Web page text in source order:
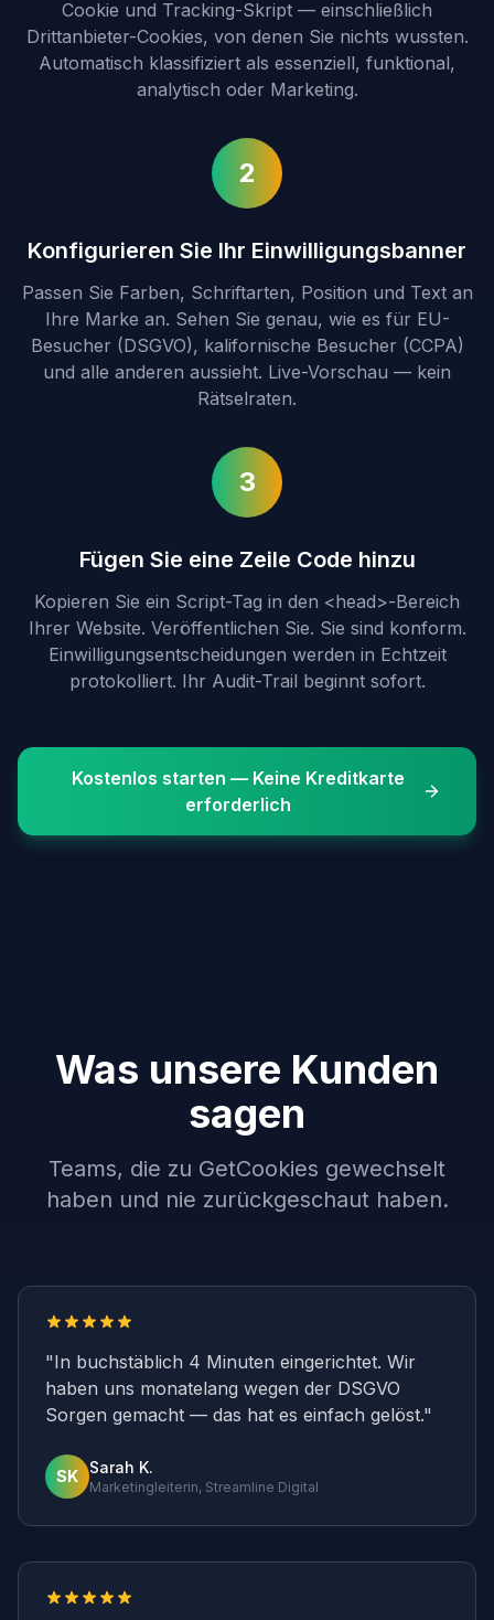
Cookie und Tracking-Skript — einschließlich
Drittanbieter-Cookies, von denen Sie nichts wussten.
Automatisch klassifiziert als essenziell, funktional,
analytisch oder Marketing.
2
Konfigurieren Sie Ihr Einwilligungsbanner
Passen Sie Farben, Schriftarten, Position und Text an
Ihre Marke an. Sehen Sie genau, wie es für EU-
Besucher (DSGVO), kalifornische Besucher (CCPA)
und alle anderen aussieht. Live-Vorschau — kein
Rätselraten.
3
Fügen Sie eine Zeile Code hinzu
Kopieren Sie ein Script-Tag in den <head>-Bereich
Ihrer Website. Veröffentlichen Sie. Sie sind konform.
Einwilligungsentscheidungen werden in Echtzeit
protokolliert. Ihr Audit-Trail beginnt sofort.
Kostenlos starten — Keine Kreditkarte
erforderlich
Was unsere Kunden
sagen
Teams, die zu GetCookies gewechselt
haben und nie zurückgeschaut haben.
"In buchstäblich 4 Minuten eingerichtet. Wir
haben uns monatelang wegen der DSGVO
Sorgen gemacht — das hat es einfach gelöst."
SK Sarah K.
Marketingleiterin, Streamline Digital